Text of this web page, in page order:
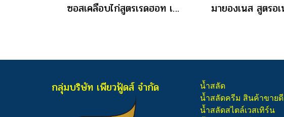
ซอสเคลือบไก่สูตรเรดฮอท เพียวฟู้ดส์ 800 กรัม ราคาส่ง
กลุ่มบริษัท เพียวฟู้ดส์ จำกัด
น้ำสลัด
น้ำสลัดครีม สินค้าขายดี
น้ำสลัดสไตล์เวสเทิร์น